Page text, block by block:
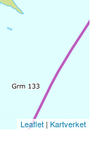
Leaflet | Kartverket